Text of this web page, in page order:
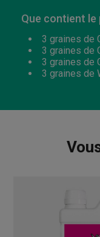
Que contient le
3 graines de
3 graines de
3 graines de
3 graines de